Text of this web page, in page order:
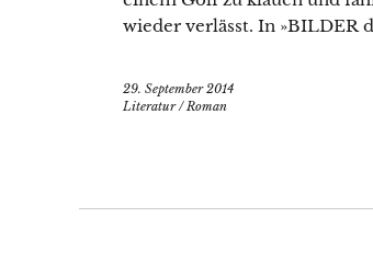
wieder verlässt. In »BILDER
29. September 2014
Literatur/ Roman